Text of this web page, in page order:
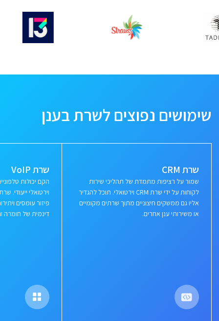
שימושים נפוצים לשרת בענן
שרת CRM
שמור על רציפות מתמדת של תהליכי שירות
לקוחות על ידי שרת CRM וירטואלי. תוכל להגדיר
אליו גם ממשקים חיצוניים מתוך שרתים מקומיים
או משירותי ענן אחרים.
שרת VoIP
הקם יכולות
וירטואלי ייעודי.
פיזור עומסים
דינמית של חומרה